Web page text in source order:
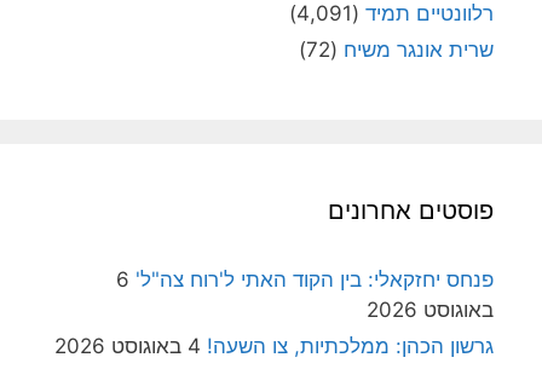
רלוונטיים תמיד (4,091)
שרית אונגר משיח (72)
פוסטים אחרונים
פנחס יחזקאלי: בין הקוד האתי ל'רוח צה"ל' 6
באוגוסט 2026
גרשון הכהן: ממלכתיות, צו השעה! 4 באוגוסט 2026